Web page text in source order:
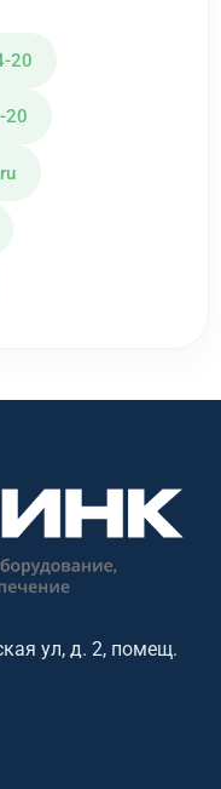
20
20
ул, д. 2, помещ.